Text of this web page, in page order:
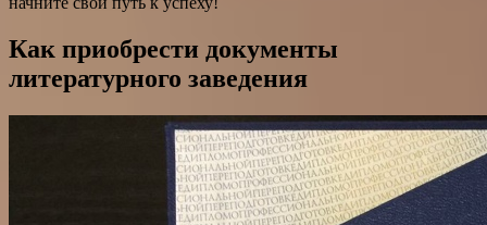
Как приобрести документы
литературного заведения